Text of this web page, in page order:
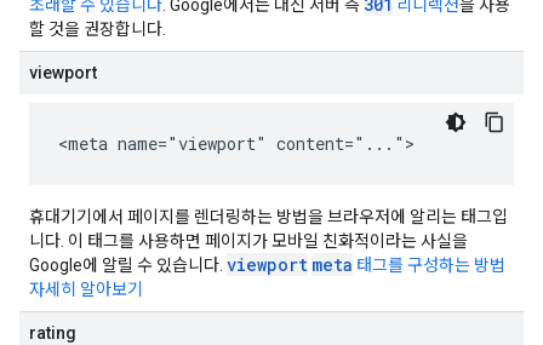
초래할 수 있습니다 . Google에서는 대신 서버 측 리디렉션을 사용
할 것을 권장합니다.
viewport
<meta name="viewport" content="...">
휴대기기에서 페이지를 렌더링하는 방법을 브라우저에 알리는 태그입
니다. 이 태그를 사용하면 페이지가 모바일 친화적이라는 사실을
Google에 알릴 수 있습니다. viewport meta 태그를 구성하는 방법
자세히 알아보기
rating